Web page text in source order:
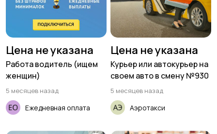
Цена не указана
Работа водитель (ищем
женщин)
5 месяцев назад
Ежедневная оплата
Цена не указана
Курьер или автокурьер на
своем авто в смену №930
5 месяцев назад
Аэротакси